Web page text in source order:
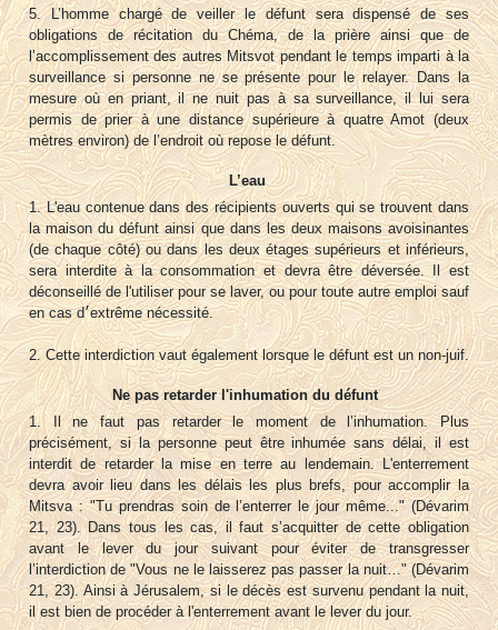
5. L’homme chargé de veiller le défunt sera dispensé de ses
obligations de récitation du Chéma, de la prière ainsi que de
l’accomplissement des autres Mitsvot pendant le temps imparti à la
surveillance si personne ne se présente pour le relayer. Dans la
mesure où en priant, il ne nuit pas à sa surveillance, il lui sera
permis de prier à une distance supérieure à quatre Amot (deux
mètres environ) de l’endroit où repose le défunt.
L’eau
1. L'eau contenue dans des récipients ouverts qui se trouvent dans
la maison du défunt ainsi que dans les deux maisons avoisinantes
(de chaque côté) ou dans les deux étages supérieurs et inférieurs,
sera interdite à la consommation et devra être déversée. Il est
déconseillé de l'utiliser pour se laver, ou pour toute autre emploi sauf
en cas d׳extrême nécessité.
2. Cette interdiction vaut également lorsque le défunt est un non-juif.
Ne pas retarder l'inhumation du défunt
1. Il ne faut pas retarder le moment de l’inhumation. Plus
précisément, si la personne peut être inhumée sans délai, il est
interdit de retarder la mise en terre au lendemain. L'enterrement
devra avoir lieu dans les délais les plus brefs, pour accomplir la
Mitsva : "Tu prendras soin de l’enterrer le jour même..." (Dévarim
21, 23). Dans tous les cas, il faut s’acquitter de cette obligation
avant le lever du jour suivant pour éviter de transgresser
l’interdiction de "Vous ne le laisserez pas passer la nuit…" (Dévarim
21, 23). Ainsi à Jérusalem, si le décès est survenu pendant la nuit,
il est bien de procéder à l'enterrement avant le lever du jour.